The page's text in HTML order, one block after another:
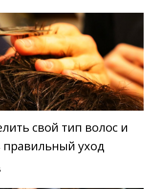
свой тип волос и
правильный уход